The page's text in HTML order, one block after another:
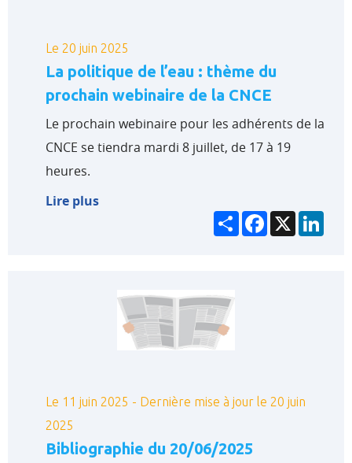
Le 20 juin 2025
La politique de l’eau : thème du
prochain webinaire de la CNCE
Le prochain webinaire pour les adhérents de la
CNCE se tiendra mardi 8 juillet, de 17 à 19
heures.
Lire plus
PartagerFacebook
X
Le 11 juin 2025 - Dernière mise à jour le 20 juin
2025
Bibliographie du 20/06/2025